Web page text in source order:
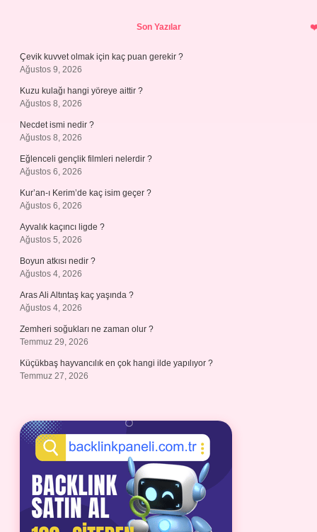
Son Yazılar
Çevik kuvvet olmak için kaç puan gerekir ?
Ağustos 9, 2026
Kuzu kulağı hangi yöreye aittir ?
Ağustos 8, 2026
Necdet ismi nedir ?
Ağustos 8, 2026
Eğlenceli gençlik filmleri nelerdir ?
Ağustos 6, 2026
Kur’an-ı Kerim’de kaç isim geçer ?
Ağustos 6, 2026
Ayvalık kaçıncı ligde ?
Ağustos 5, 2026
Boyun atkısı nedir ?
Ağustos 4, 2026
Aras Ali Altıntaş kaç yaşında ?
Ağustos 4, 2026
Zemheri soğukları ne zaman olur ?
Temmuz 29, 2026
Küçükbaş hayvancılık en çok hangi ilde yapılıyor ?
Temmuz 27, 2026